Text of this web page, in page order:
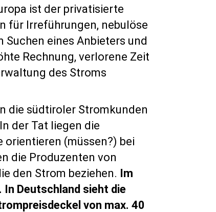
ist der privatisierte
für Irreführungen, nebulöse
eines Anbieters und
Rechnung, verlorene Zeit
des Stroms
die südtiroler Stromkunden
der Tat liegen die
orientieren (müssen?) bei
die Produzenten von
den Strom beziehen. Im
Deutschland sieht die
von max. 40